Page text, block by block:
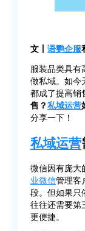
文丨 语鹦企服
服装品类具有
做私域。如今
都成了提高销
售？私域运营
分享一下！
私域运营
微信因有庞大
业微信管理客
段。但如果只
往往还需要第
更便捷。